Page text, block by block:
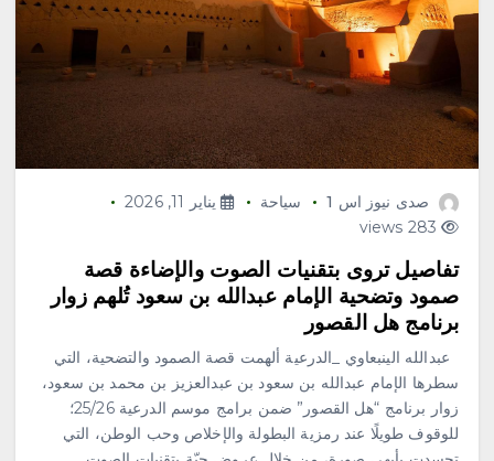
صدى نيوز اس 1 سياحة
يناير 11, 2026
283 views
تفاصيل تروى بتقنيات الصوت والإضاءة قصة
صمود وتضحية الإمام عبدالله بن سعود تُلهم زوار
برنامج هل القصور
عبدالله الينبعاوي _الدرعية ألهمت قصة الصمود والتضحية، التي
سطرها الإمام عبدالله بن سعود بن عبدالعزيز بن محمد بن سعود،
زوار برنامج “هل القصور” ضمن برامج موسم الدرعية 25/26؛
للوقوف طويلًا عند رمزية البطولة والإخلاص وحب الوطن، التي